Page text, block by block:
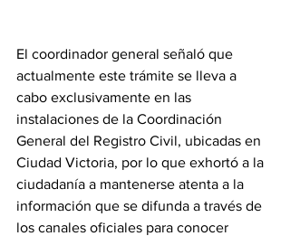
El coordinador general señaló que
actualmente este trámite se lleva a
cabo exclusivamente en las
instalaciones de la Coordinación
General del Registro Civil, ubicadas en
Ciudad Victoria, por lo que exhortó a la
ciudadanía a mantenerse atenta a la
información que se difunda a través de
los canales oficiales para conocer